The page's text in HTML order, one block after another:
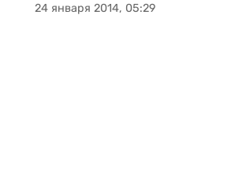
24 января 2014, 05:29